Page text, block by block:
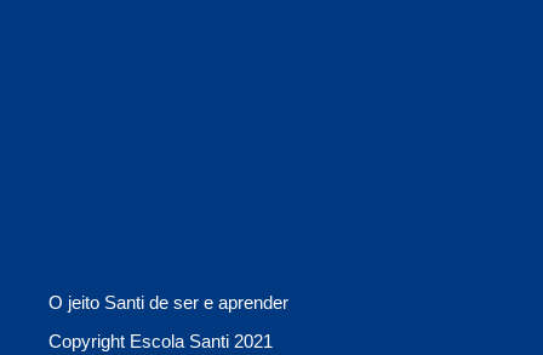
O jeito Santi de ser e aprender
Copyright Escola Santi 2021